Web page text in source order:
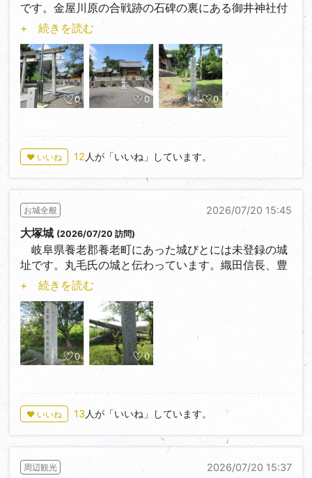
です。金屋川原の合戦跡の石碑の裏にある御井神社付
近が跡地です。伊藤氏の城と伝わりっていますが、詳
細は不明です。関ケ原の戦いでは西軍に味方しその後
廃城となったようです。
石碑も説明板もありません。この付近は鋳物で有名だ
ったようで金屋鋳物師居住の跡の石碑がありました。
+ 続きを読む
0 0 0
♥ いいね 12 人が「いいね」しています。
2026/07/20 15:45
お城全般
大塚城 (2026/07/20 訪問)
岐阜県養老郡養老町にあった城びとには未登録の城
址です。丸毛氏の城と伝わっています。織田信長、豊
臣秀吉に仕えていました。天正１７年福束城へ移って
います。丸毛氏は関ケ原の戦いでは西軍につき敗退し
ますが、後に前田家に仕えました。
石碑があります。遺構はないと思われますが、となり
のコンクリートの囲いがネットでは井戸跡と記載され
ている記事もありました
+ 続きを読む
0 0
♥ いいね 13 人が「いいね」しています。
2026/07/20 15:37
周辺観光